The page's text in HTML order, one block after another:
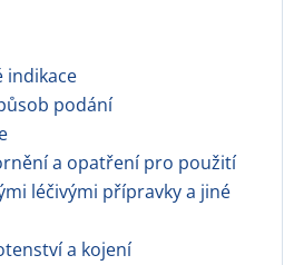
podání
a opatření pro použití
léčivými přípravky a jiné
a kojení